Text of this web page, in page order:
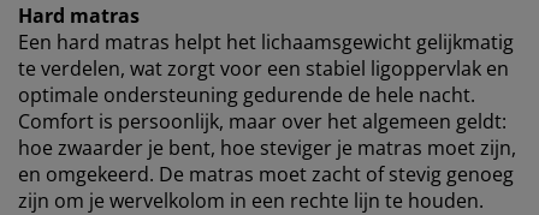
Hard matras
Een hard matras helpt het lichaamsgewicht gelijkmatig
te verdelen, wat zorgt voor een stabiel ligoppervlak en
optimale ondersteuning gedurende de hele nacht.
Comfort is persoonlijk, maar over het algemeen geldt:
hoe zwaarder je bent, hoe steviger je matras moet zijn,
en omgekeerd. De matras moet zacht of stevig genoeg
zijn om je wervelkolom in een rechte lijn te houden.
vaste advertenties. Je kunt meer lezen over de
doeleinden via ''Aanpassen'' en je toestemming op elk
moment intrekken door op het cookie-icoontje te
klikken. Door op ''Alles accepteren'' te klikken, ga je
akkoord met alle drie de doeleinden. Lees meer over
onzeverzameling en verwerking van
persoonsgegevensen onscookiebeleid.